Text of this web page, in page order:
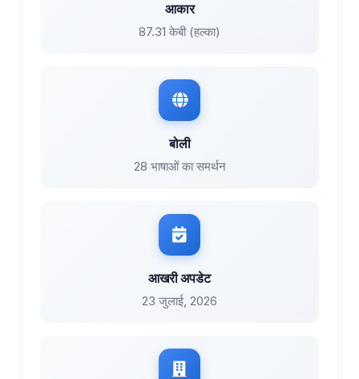
आकार
87.31 केबी (हल्का)
बोली
28 भाषाओं का समर्थन
आखरी अपडेट
23 जुलाई, 2026